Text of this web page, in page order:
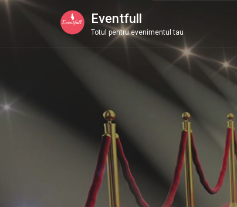
Eventfull
Totul pentru evenimentul tau